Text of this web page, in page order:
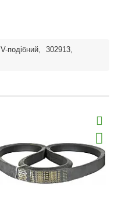
V-подібний, 302913,